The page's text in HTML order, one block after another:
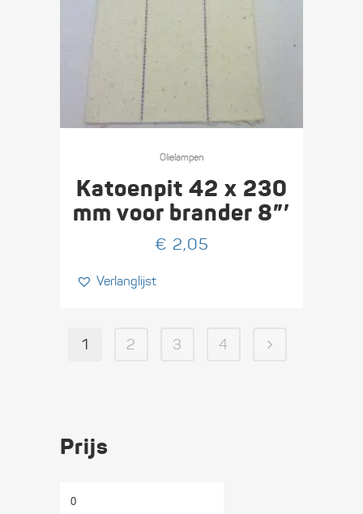
Olie­lampen
Katoenpit 42 x 230
mm voor brander 8”’
€ 2,05
Verlanglijst
1 2 3 4
Prijs
prijs